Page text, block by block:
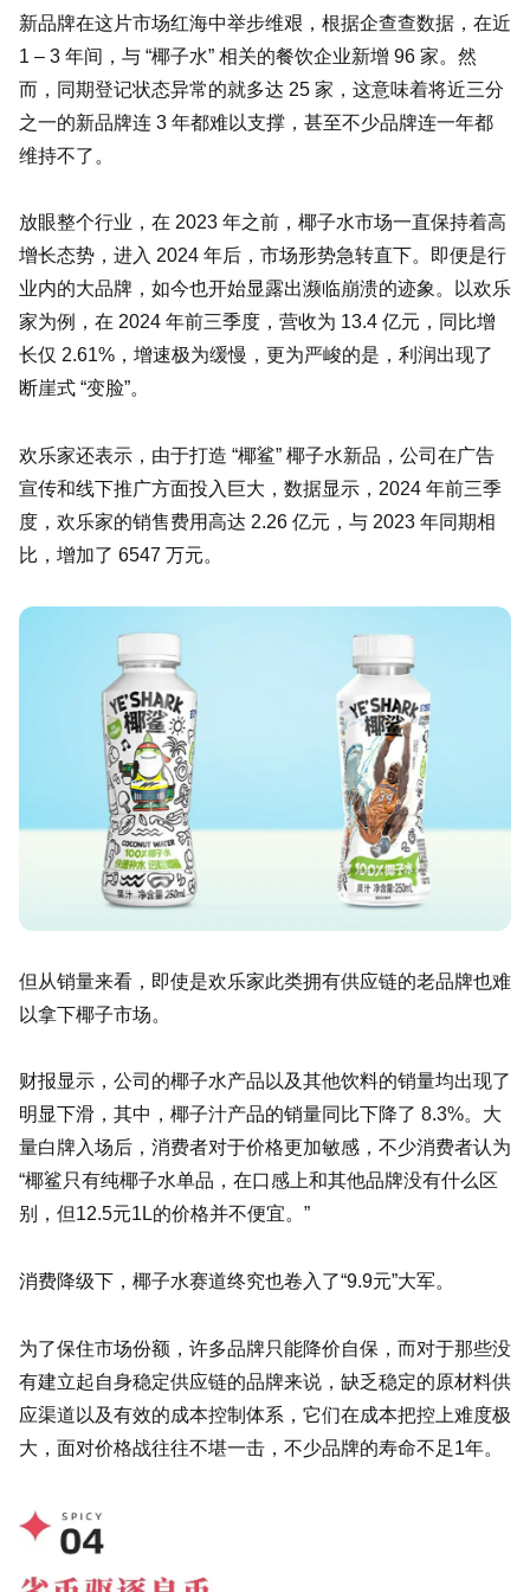
新品牌在这片市场红海中举步维艰，根据企查查数据，在近
1 – 3 年间，与 “椰子水” 相关的餐饮企业新增 96 家。然
而，同期登记状态异常的就多达 25 家，这意味着将近三分
之一的新品牌连 3 年都难以支撑，甚至不少品牌连一年都
维持不了。
放眼整个行业，在 2023 年之前，椰子水市场一直保持着高
增长态势，进入 2024 年后，市场形势急转直下。即便是行
业内的大品牌，如今也开始显露出濒临崩溃的迹象。以欢乐
家为例，在 2024 年前三季度，营收为 13.4 亿元，同比增
长仅 2.61%，增速极为缓慢，更为严峻的是，利润出现了
断崖式 “变脸”。
欢乐家还表示，由于打造 “椰鲨” 椰子水新品，公司在广告
宣传和线下推广方面投入巨大，数据显示，2024 年前三季
度，欢乐家的销售费用高达 2.26 亿元，与 2023 年同期相
比，增加了 6547 万元。
但从销量来看，即使是欢乐家此类拥有供应链的老品牌也难
以拿下椰子市场。
财报显示，公司的椰子水产品以及其他饮料的销量均出现了
明显下滑，其中，椰子汁产品的销量同比下降了 8.3%。大
量白牌入场后，消费者对于价格更加敏感，不少消费者认为
“椰鲨只有纯椰子水单品，在口感上和其他品牌没有什么区
别，但12.5元1L的价格并不便宜。”
消费降级下，椰子水赛道终究也卷入了“9.9元”大军。
为了保住市场份额，许多品牌只能降价自保，而对于那些没
有建立起自身稳定供应链的品牌来说，缺乏稳定的原材料供
应渠道以及有效的成本控制体系，它们在成本把控上难度极
大，面对价格战往往不堪一击，不少品牌的寿命不足1年。